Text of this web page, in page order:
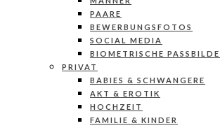
PAARE
BEWERBUNGSFOTOS
SOCIAL MEDIA
BIOMETRISCHE
PRIVAT
BABIES & SCHWANGERE
AKT & EROTIK
HOCHZEIT
FAMILIE & KINDER